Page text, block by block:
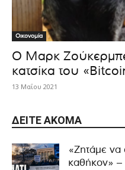
Οικονομία
Ο Μαρκ
κατσίκα του
13 Μαΐου 2021
ΔΕΊΤΕ ΑΚΌΜΑ
«Ζητάμε να
καθήκον» –